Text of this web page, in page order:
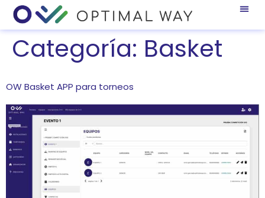
Categoría: Basket
OW Basket APP para torneos